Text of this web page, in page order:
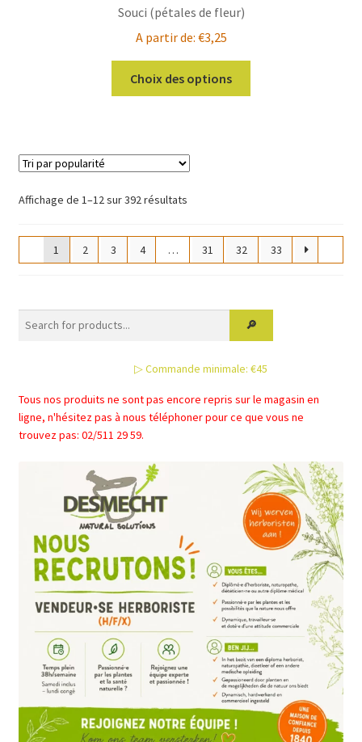
Souci (pétales de fleur)
A partir de: €3,25
Choix des options
choisies
page
du
Affichage de 1–12 sur 392 résultatsTrié
popularité
1
2 3 4 … 31 32 33
▷ Commande minimale: €45
Tous nos produits ne sont pas encore repris sur le magasin en
ligne, n'hésitez pas à nous téléphoner pour ce que vous ne
trouvez pas: 02/511 29 59.